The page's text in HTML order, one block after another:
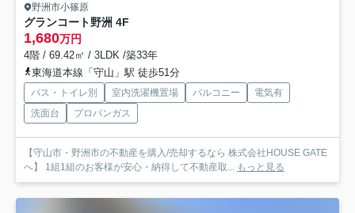
野洲市小篠原
グランコート野洲 4F
1,680万円
4階 / 69.42㎡ / 3LDK /築33年
東海道本線「守山」駅 徒歩51分
バス・トイレ別 室内洗濯機置場 バルコニー
電気有
洗面台
プロパンガス
【守山市・野洲市の不動産を購入/売却するなら 株式会社HOUSE GATE
へ】 1組1組のお客様が安心・納得して不動産取...
もっと見る